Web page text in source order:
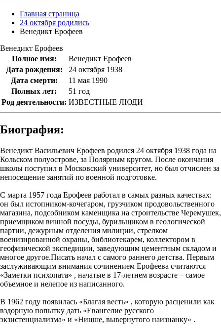
Главная страница
24 октября родились
Венедикт Ерофеев
Венедикт Ерофеев
Полное имя:
Венедикт Ерофеев
Дата рождения:
24 октября 1938
Дата смерти:
11 мая 1990
Полных лет:
51 год
Род деятельности: ИЗВЕСТНЫЕ ЛЮДИ
Биография:
Венедикт Васильевич Ерофеев родился 24 октября 1938 года на
Кольском полуострове, за Полярным кругом. После окончания
школы поступил в Московский университет, но был отчислен за
непосещение занятий по военной подготовке.
С марта 1957 года Ерофеев работал в самых разных качествах:
он был истопником-кочегаром, грузчиком продовольственного
магазина, подсобником каменщика на строительстве Черемушек,
приемщиком винной посуды, бурильщиком в геологической
партии, дежурным отделения милиции, стрелком
военизированной охраны, библиотекарем, коллектором в
геофизической экспедиции, заведующим цементным складом и
многое другое.Писать начал с самого раннего детства. Первым
заслуживающим внимания сочинением Ерофеева считаются
«Заметки психопата» , начатые в 17-летнем возрасте – самое
объемное и нелепое из написанного.
В 1962 году появилась «Благая весть» , которую расценили как
вздорную попытку дать «Евангелие русского
экзистенциализма» и «Ницше, вывернутого наизнанку» .